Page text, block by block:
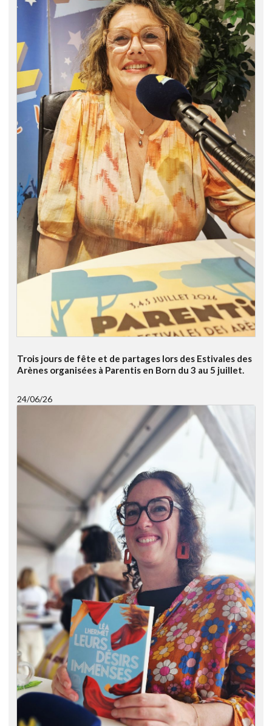
Trois jours de fête et de partages lors des Estivales des
Arènes organisées à Parentis en Born du 3 au 5 juillet.
24/06/26